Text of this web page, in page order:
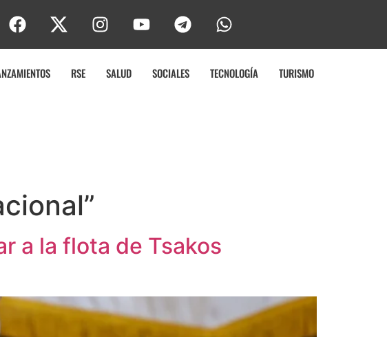
RSE SALUD SOCIALES TECNOLOGÍA TURISMO
a la flota de Tsakos